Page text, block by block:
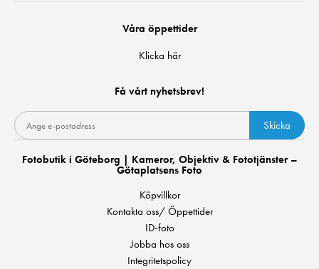
Våra öppettider
Klicka här
Få vårt nyhetsbrev!
Skicka
Fotobutik i Göteborg | Kameror, Objektiv & Fototjänster –
Götaplatsens Foto
Köpvillkor
Kontakta oss/ Öppettider
ID-foto
Jobba hos oss
Integritetspolicy